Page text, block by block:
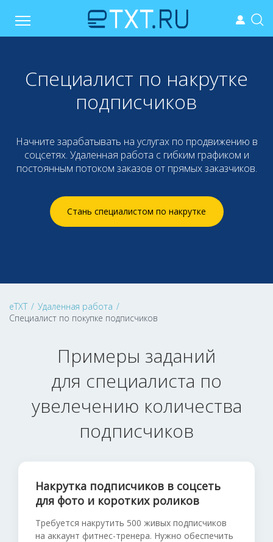
Специалист по накрутке
подписчиков
Начните зарабатывать на услугах по продвижению в
соцсетях. Удаленная работа с гибким графиком и
постоянным потоком заказов от прямых заказчиков.
Стань специалистом по накрутке
eTXT / Удаленная работа /
Специалист по покупке подписчиков
Примеры заданий
для специалиста по
увелечению количества
подписчиков
Накрутка подписчиков в соцсеть
для фото и коротких роликов
Требуется накрутить 500 живых подписчиков
на аккаунт фитнес-тренера. Нужно обеспечить